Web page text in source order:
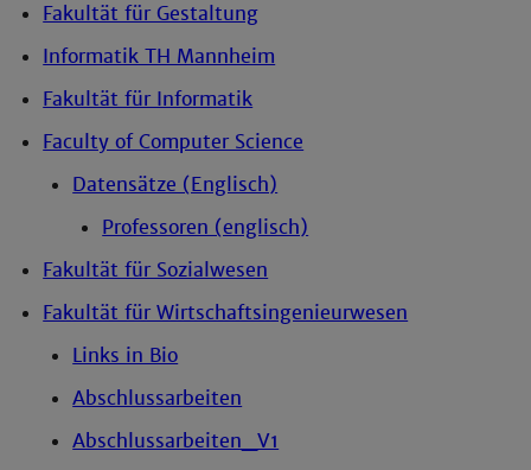
Fakultät für Gestaltung
Informatik TH Mannheim
Fakultät für Informatik
Faculty of Computer Science
Datensätze (Englisch)
Professoren (englisch)
Fakultät für Sozialwesen
Fakultät für Wirtschaftsingenieurwesen
Links in Bio
Abschlussarbeiten
Abschlussarbeiten_V1